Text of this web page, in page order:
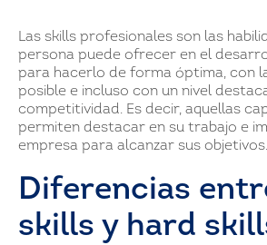
Las skills profesionales son las
persona puede ofrecer en el
para hacerlo de forma óptima, con
posible e incluso con un nivel
competitividad. Es decir, aquellas
permiten destacar en su trabajo e
empresa para alcanzar sus objetivos.
Diferencias
skills y hard